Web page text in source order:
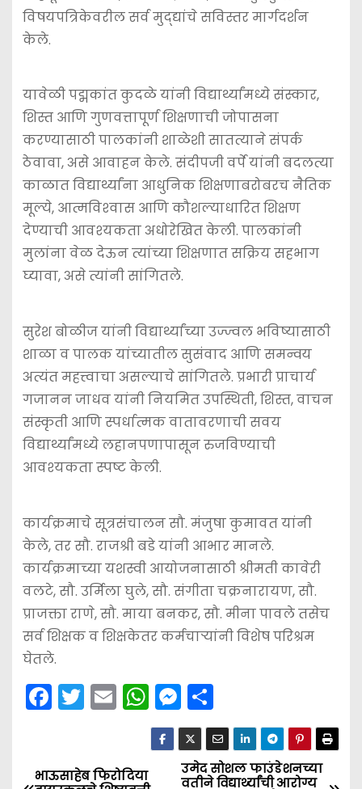
विषयपत्रिकेवरील सर्व मुद्द्यांचे सविस्तर मार्गदर्शन
केले.
यावेळी पद्मकांत कुदळे यांनी विद्यार्थ्यांमध्ये संस्कार,
शिस्त आणि गुणवत्तापूर्ण शिक्षणाची जोपासना
करण्यासाठी पालकांनी शाळेशी सातत्याने संपर्क
ठेवावा, असे आवाहन केले. संदीपजी वर्पे यांनी बदलत्या
काळात विद्यार्थ्यांना आधुनिक शिक्षणाबरोबरच नैतिक
मूल्ये, आत्मविश्‍वास आणि कौशल्याधारित शिक्षण
देण्याची आवश्‍यकता अधोरेखित केली. पालकांनी
मुलांना वेळ देऊन त्यांच्या शिक्षणात सक्रिय सहभाग
घ्यावा, असे त्यांनी सांगितले.
सुरेश बोळीज यांनी विद्यार्थ्यांच्या उज्ज्वल भविष्यासाठी
शाळा व पालक यांच्यातील सुसंवाद आणि समन्वय
अत्यंत महत्त्वाचा असल्याचे सांगितले. प्रभारी प्राचार्य
गजानन जाधव यांनी नियमित उपस्थिती, शिस्त, वाचन
संस्कृती आणि स्पर्धात्मक वातावरणाची सवय
विद्यार्थ्यांमध्ये लहानपणापासून रुजविण्याची
आवश्‍यकता स्पष्ट केली.
कार्यक्रमाचे सूत्रसंचालन सौ. मंजुषा कुमावत यांनी
केले, तर सौ. राजश्री बडे यांनी आभार मानले.
कार्यक्रमाच्या यशस्वी आयोजनासाठी श्रीमती कावेरी
वलटे, सौ. उर्मिला घुले, सौ. संगीता चक्रनारायण, सौ.
प्राजक्ता राणे, सौ. माया बनकर, सौ. मीना पावले तसेच
सर्व शिक्षक व शिक्षकेतर कर्मचाऱ्यांनी विशेष परिश्रम
घेतले.
F
a
e
T
w
er
E
m
l
W
h
a
ts
M
e
s
s
S
h
ar
e
P
उमेद सोशल फाउंडेशनच्या
वतीने विद्यार्थ्यांची आरोग्य
भाऊसाहेब फिरोदिया